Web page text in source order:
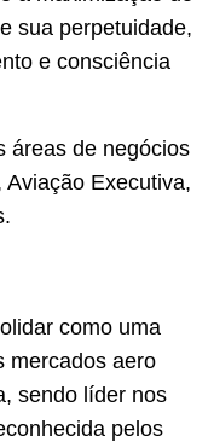
sua perpetuidade,
e consciência
áreas de negócios
Executiva,
como uma
mercados aero​
sendo líder nos
pelos